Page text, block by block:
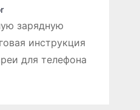
зарядную
инструкция
для телефона